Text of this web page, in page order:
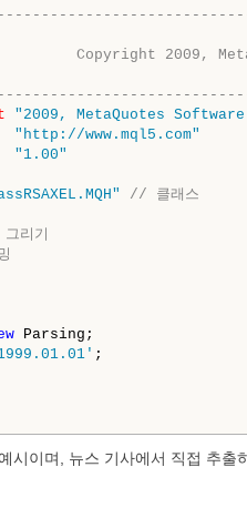
2009,
"2009, MetaQuotes
"http://www.mql5.com"
"1.00"
// 클래스
리기
Parsing;
;
시이며, 뉴스 기사에서 직접 추출